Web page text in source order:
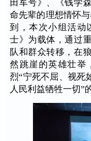
田军号》、《钱学
命先辈的理想情怀
到，本次小组活动
士》为载体，通过
队和群众转移，在
然跳崖的英雄壮举
烈“宁死不屈、视死
人民利益牺牲一切”